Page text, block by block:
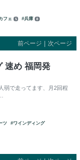
フェ 5 #兵庫 8
前ページ 次ページ
速め 福岡発
弱で走ってます、月2回程
ツ #ワインディング